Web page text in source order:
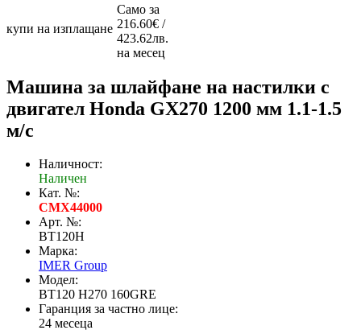
купи на изплащане
Само за
216.60€ /
423.62лв.
на месец
Машина за шлайфане на настилки с
двигател Honda GX270 1200 мм 1.1-1.5
м/с
Наличност:
Наличен
Кат. №:
CMX44000
Арт. №:
BT120H
Марка:
IMER Group
Модел:
BT120 H270 160GRE
Гаранция за частно лице:
24 месеца